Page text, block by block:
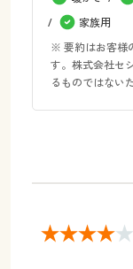
家族用
※ 要約はお客様
す。株式会社セ
るものではない